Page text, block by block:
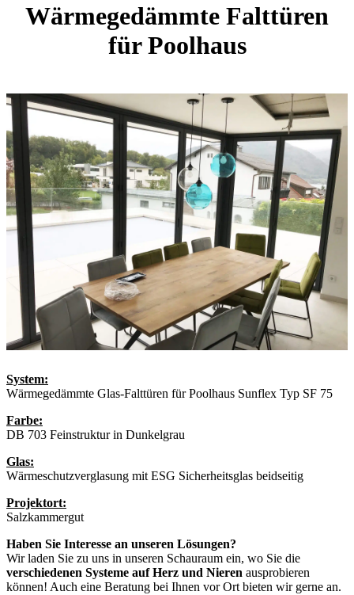
Wärmegedämmte Falttüren
für Poolhaus
System:
Wärmegedämmte Glas-Falttüren für Poolhaus Sunflex Typ SF 75
Farbe:
DB 703 Feinstruktur in Dunkelgrau
Glas:
Wärmeschutzverglasung mit ESG Sicherheitsglas beidseitig
Projektort:
Salzkammergut
Haben Sie Interesse an unseren Lösungen?
Wir laden Sie zu uns in unseren Schauraum ein, wo Sie die
verschiedenen Systeme auf Herz und Nieren ausprobieren
können! Auch eine Beratung bei Ihnen vor Ort bieten wir gerne an.